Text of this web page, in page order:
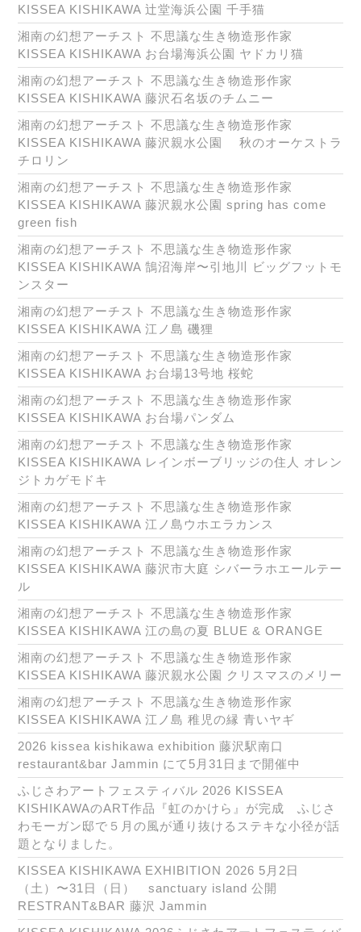
KISSEA KISHIKAWA 辻堂海浜公園 千手猫
湘南の幻想アーチスト 不思議な生き物造形作家
KISSEA KISHIKAWA お台場海浜公園 ヤドカリ猫
湘南の幻想アーチスト 不思議な生き物造形作家
KISSEA KISHIKAWA 藤沢石名坂のチムニー
湘南の幻想アーチスト 不思議な生き物造形作家
KISSEA KISHIKAWA 藤沢親水公園 秋のオーケストラ
チロリン
湘南の幻想アーチスト 不思議な生き物造形作家
KISSEA KISHIKAWA 藤沢親水公園 spring has come
green fish
湘南の幻想アーチスト 不思議な生き物造形作家
KISSEA KISHIKAWA 鵠沼海岸〜引地川 ビッグフットモ
ンスター
湘南の幻想アーチスト 不思議な生き物造形作家
KISSEA KISHIKAWA 江ノ島 磯狸
湘南の幻想アーチスト 不思議な生き物造形作家
KISSEA KISHIKAWA お台場13号地 桜蛇
湘南の幻想アーチスト 不思議な生き物造形作家
KISSEA KISHIKAWA お台場パンダム
湘南の幻想アーチスト 不思議な生き物造形作家
KISSEA KISHIKAWA レインボーブリッジの住人 オレン
ジトカゲモドキ
湘南の幻想アーチスト 不思議な生き物造形作家
KISSEA KISHIKAWA 江ノ島ウホエラカンス
湘南の幻想アーチスト 不思議な生き物造形作家
KISSEA KISHIKAWA 藤沢市大庭 シバーラホエールテー
ル
湘南の幻想アーチスト 不思議な生き物造形作家
KISSEA KISHIKAWA 江の島の夏 BLUE & ORANGE
湘南の幻想アーチスト 不思議な生き物造形作家
KISSEA KISHIKAWA 藤沢親水公園 クリスマスのメリー
湘南の幻想アーチスト 不思議な生き物造形作家
KISSEA KISHIKAWA 江ノ島 稚児の縁 青いヤギ
2026 kissea kishikawa exhibition 藤沢駅南口
restaurant&bar Jammin にて5月31日まで開催中
ふじさわアートフェスティバル 2026 KISSEA
KISHIKAWAのART作品『虹のかけら』が完成 ふじさ
わモーガン邸で５月の風が通り抜けるステキな小径が話
題となりました。
KISSEA KISHIKAWA EXHIBITION 2026 5月2日
（土）〜31日（日） sanctuary island 公開
RESTRANT&BAR 藤沢 Jammin